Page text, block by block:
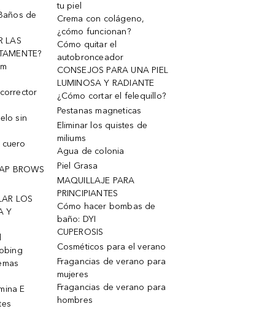
de
LAS
sin
cuero
BROWS
LOS
Y
E
tu piel
Crema con colágeno,
¿cómo funcionan?
Cómo quitar el
autobronceador
CONSEJOS PARA UNA PIEL
LUMINOSA Y RADIANTE
¿Cómo cortar el felequillo?
Pestanas magneticas
Eliminar los quistes de
miliums
Agua de colonia
Piel Grasa
MAQUILLAJE PARA
PRINCIPIANTES
Cómo hacer bombas de
baño: DYI
CUPEROSIS
Cosméticos para el verano
Fragancias de verano para
mujeres
Fragancias de verano para
hombres